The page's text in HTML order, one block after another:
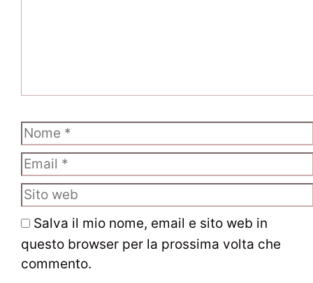
Nome
Email
Sito
web
Salva il mio nome, email e sito web in
questo browser per la prossima volta che
commento.